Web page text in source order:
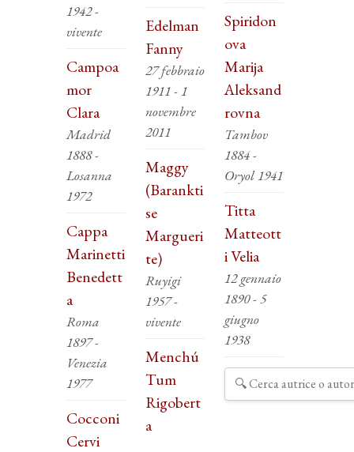
1942 -
vivente
Campoa
mor
Clara
Madrid
1888 -
Losanna
1972
Cappa
Marinetti
Benedett
a
Roma
1897 -
Venezia
1977
Cocconi
Cervi
Edelman
Fanny
27 febbraio
1911 - 1
novembre
2011
Maggy
(Barankti
se
Margueri
te)
Ruyigi
1957 -
vivente
Menchú
Tum
Rigobert
a
Spiridon
ova
Marija
Aleksand
rovna
Tambov
1884 -
Oryol 1941
Titta
Matteott
i Velia
12 gennaio
1890 - 5
giugno
1938